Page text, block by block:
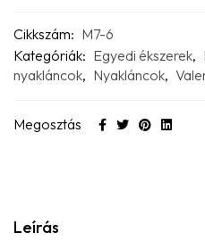
Cikkszám: M7-6
Kategóriák: Egyedi ékszerek,
nyakláncok, Nyakláncok,
Megosztás
Leírás